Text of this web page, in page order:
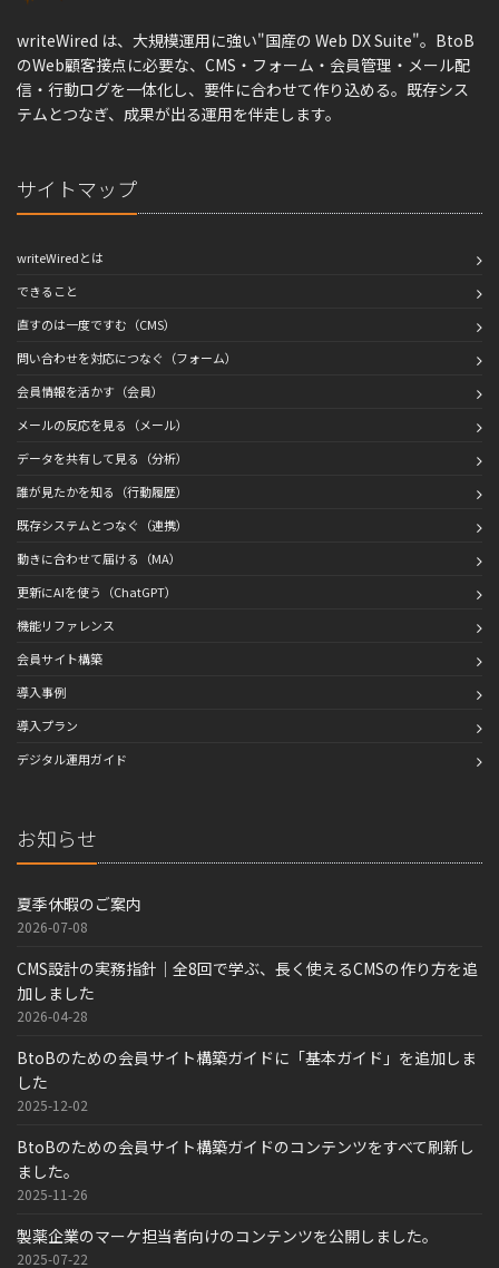
writeWired は、大規模運用に強い"国産の Web DX Suite"。BtoB
のWeb顧客接点に必要な、CMS・フォーム・会員管理・メール配
信・行動ログを一体化し、要件に合わせて作り込める。既存シス
テムとつなぎ、成果が出る運用を伴走します。
サイトマップ
writeWiredとは
できること
直すのは一度ですむ（CMS）
問い合わせを対応につなぐ（フォーム）
会員情報を活かす（会員）
メールの反応を見る（メール）
データを共有して見る（分析）
誰が見たかを知る（行動履歴）
既存システムとつなぐ（連携）
動きに合わせて届ける（MA）
更新にAIを使う（ChatGPT）
機能リファレンス
会員サイト構築
導入事例
導入プラン
デジタル運用ガイド
お知らせ
夏季休暇のご案内
2026-07-08
CMS設計の実務指針｜全8回で学ぶ、長く使えるCMSの作り方を追
加しました
2026-04-28
BtoBのための会員サイト構築ガイドに「基本ガイド」を追加しま
した
2025-12-02
BtoBのための会員サイト構築ガイドのコンテンツをすべて刷新し
ました。
2025-11-26
製薬企業のマーケ担当者向けのコンテンツを公開しました。
2025-07-22